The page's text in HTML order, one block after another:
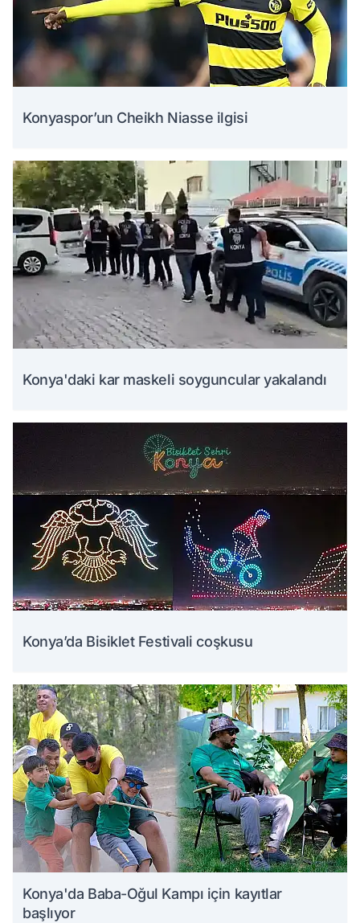
Konyaspor’un Cheikh Niasse ilgisi
Konya'daki kar maskeli soyguncular yakalandı
Konya’da Bisiklet Festivali coşkusu
Konya'da Baba-Oğul Kampı için kayıtlar
başlıyor